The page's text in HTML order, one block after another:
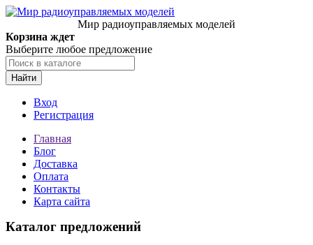
Мир радиоуправляемых моделей
Корзина ждет
Выберите любое предложение
Найти
Вход
Регистрация
Главная
Блог
Доставка
Оплата
Контакты
Карта сайта
Каталог предложений